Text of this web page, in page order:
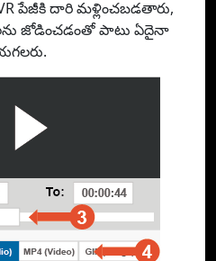
పేజీకి దారి మళ్లించబడతారు,
జోడించడంతో పాటు ఏదైనా